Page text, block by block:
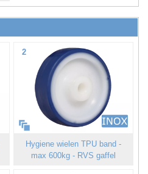
2
Hygiene wielen TPU band -
max 600kg - RVS gaffel